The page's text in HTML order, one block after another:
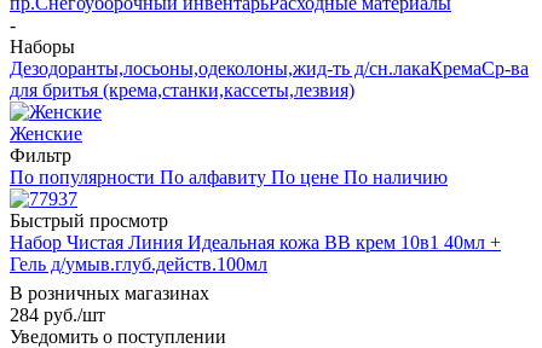
-
Наборы
Дезодоранты,лосьоны,одеколоны,жид-ть д/сн.лакаКремаСр-ва
для бритья (крема,станки,кассеты,лезвия)
Женские
Фильтр
По популярности По алфавиту По цене По наличию
Быстрый просмотр
Набор Чистая Линия Идеальная кожа ВВ крем 10в1 40мл +
Гель д/умыв.глуб.действ.100мл
В розничных магазинах
284 руб./шт
Уведомить о поступлении